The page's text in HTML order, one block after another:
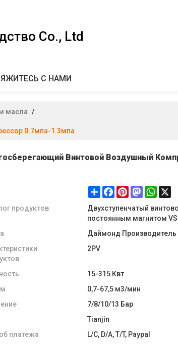
Co., Ltd
С НАМИ
масла /
0.7мпа-1.3мпа
Винтовой Воздушный
ShareFacebook
PinterestMastodon
продуктов
Двухступенчатый
постоянным магнитом
Даймонд
2PV
15-315 Квт
0,7-67,5 м3/мин
7/8/10/13 Бар
Tianjin
платежа
L/C, D/A, T/T, Paypal